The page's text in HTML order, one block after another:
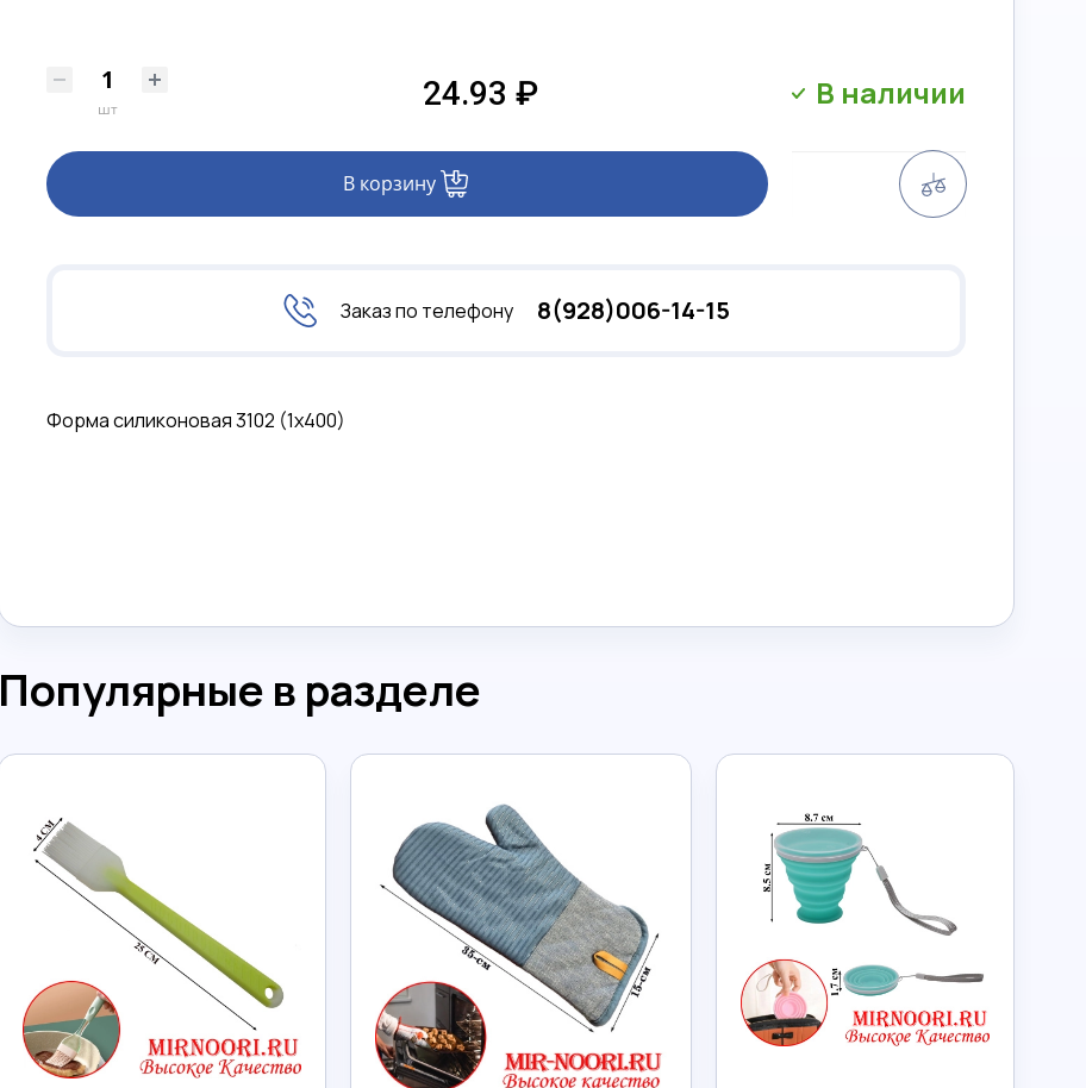
24.93 ₽
шт
В корзину
В наличии
Заказ по телефону 8(928)006-14-15
Форма силиконовая 3102 (1х400)
Популярные в разделе